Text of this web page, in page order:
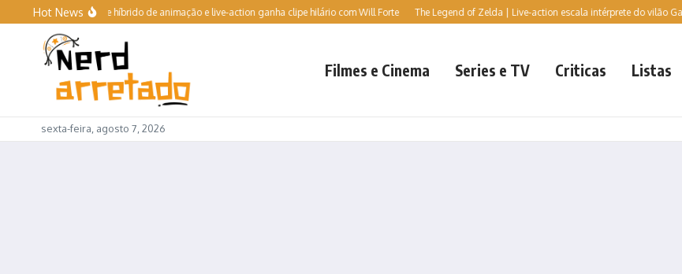
Ir para o conteúdo
Hot News
vs. Acme | Filme híbrido de animação e live-action ganha clipe hilário com Will Forte The Legend of Zelda | Live-action escala intérprete do vilão
Filmes e Cinema Series e TV Criticas Listas
sexta-feira, agosto 7, 2026